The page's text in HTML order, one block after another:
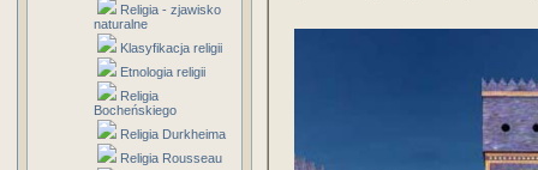
Religia - zjawisko
naturalne
Klasyfikacja religii
Etnologia religii
Religia
Bocheńskiego
Religia Durkheima
Religia Rousseau